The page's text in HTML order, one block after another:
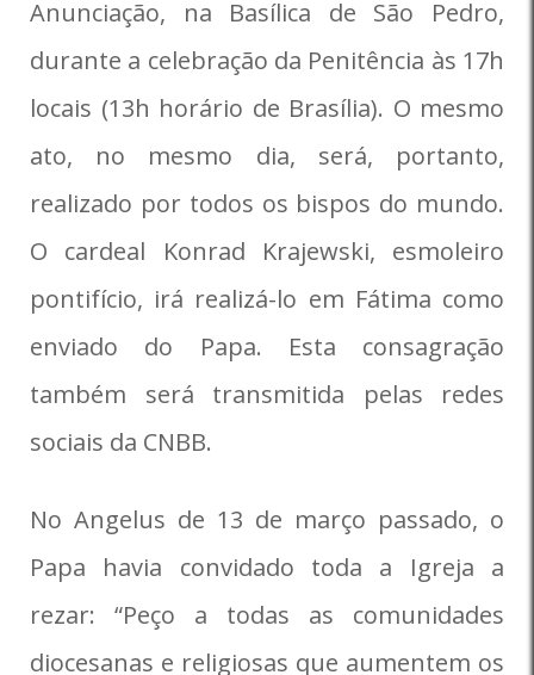
Anunciação, na Basílica de São Pedro,
durante a celebração da Penitência às 17h
locais (13h horário de Brasília). O mesmo
ato, no mesmo dia, será, portanto,
realizado por todos os bispos do mundo.
O cardeal Konrad Krajewski, esmoleiro
pontifício, irá realizá-lo em Fátima como
enviado do Papa. Esta consagração
também será transmitida pelas redes
sociais da CNBB.
No Angelus de 13 de março passado, o
Papa havia convidado toda a Igreja a
rezar: “Peço a todas as comunidades
diocesanas e religiosas que aumentem os